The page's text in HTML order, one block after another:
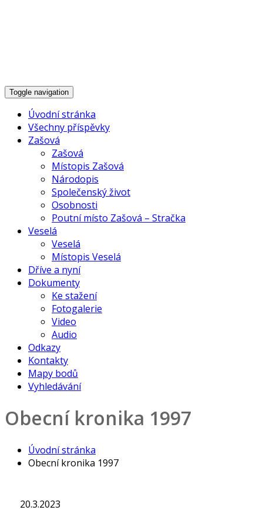
Toggle navigation
Úvodní stránka
Všechny příspěvky
Zašová
Zašová
Místopis Zašová
Národopis
Společenský život
Osobnosti
Poutní místo Zašová – Stračka
Veselá
Veselá
Místopis Veselá
Dříve a nyní
Dokumenty
Ke stažení
Fotogalerie
Video
Audio
Odkazy
Kontakty
Mapy bodů
Vyhledávání
Obecní kronika 1997
Úvodní stránka
Obecní kronika 1997
20.3.2023